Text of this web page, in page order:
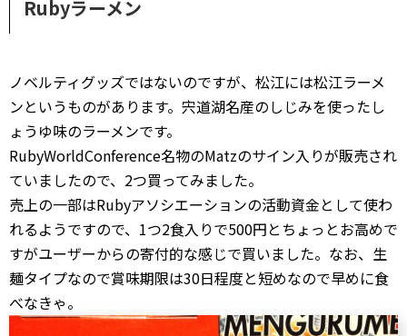
Rubyラーメン
ノベルティグッズではないのですが、松江には松江ラーメ
ンというものがあります。宍道湖名産のしじみを使ったし
ょうゆ味のラーメンです。
RubyWorldConference名物のMatzのサイン入りが販売され
ていましたので、2つ買ってみました。
売上の一部はRubyアソシエーションの活動資金として使わ
れるようですので、1つ2食入りで500円とちょっとお高めで
すがユーザーからの寄付的な感じで買いました。なお、生
麺タイプなので賞味期限は30日程度と短めなので早めに食
べなきゃ。